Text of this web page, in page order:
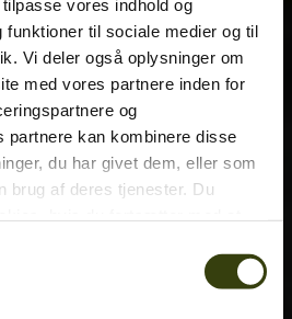
vores indhold og
funktioner til sociale medier og til
Vi deler også oplysninger om
med vores partnere inden for
og
partnere kan kombinere disse
du har givet dem, eller som
brug af deres tjenester. Du